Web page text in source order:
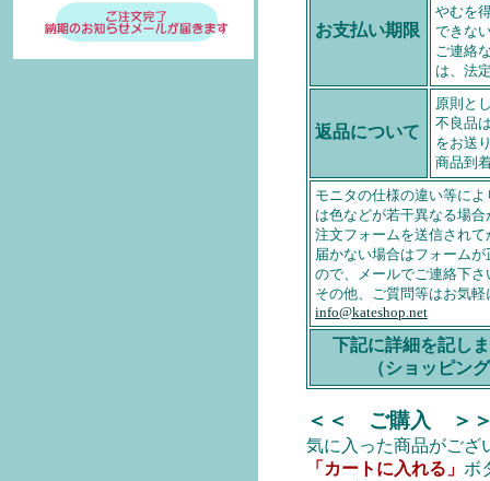
お支払い期限
やむを
できな
ご連絡
は、法
返品について
原則と
不良品
をお送
商品到
モニタの仕様の違い等に
は色などが若干異なる場
注文フォームを送信され
届かない場合はフォーム
ので、メールでご連絡下さ
その他、ご質問等はお気
info@kateshop.net
下記に詳細を記し
（ショッピン
＜＜ ご購入 ＞
気に入った商品がござ
「カートに入れる」 ボ